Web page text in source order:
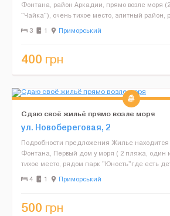
Фонтана, район Аркадии, прямо возле моря
"Чайка"), очень тихое место, элитный район,
Ремонт, очень чисто. Двухспальная кровать и
3 1 Приморський
400 грн
Сдаю своё жильё прямо возле моря
ул. Новобереговая, 2
Подробности предложения Жилье находится
Фонтана, Первый дом у моря ( 2 пляжа, один
тихое место, рядом парк "Юность"где есть
Ремонт, очень чисто. Балкон. Есть все
4 1 Приморський
500 грн